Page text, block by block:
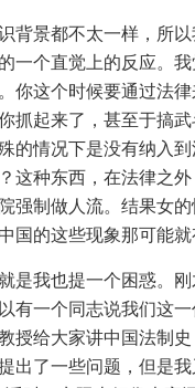
背景都不太一样，所
一个直觉上的反应。
你这个时候要通过法
抓起来了，甚至于搞
的情况下是没有纳入
这种东西，在法律之
强制做人流。结果女
国的这些现象那可能就
是我也提一个困惑。
有一个同志说我们这
授给大家讲中国法制
出了一些问题，但是